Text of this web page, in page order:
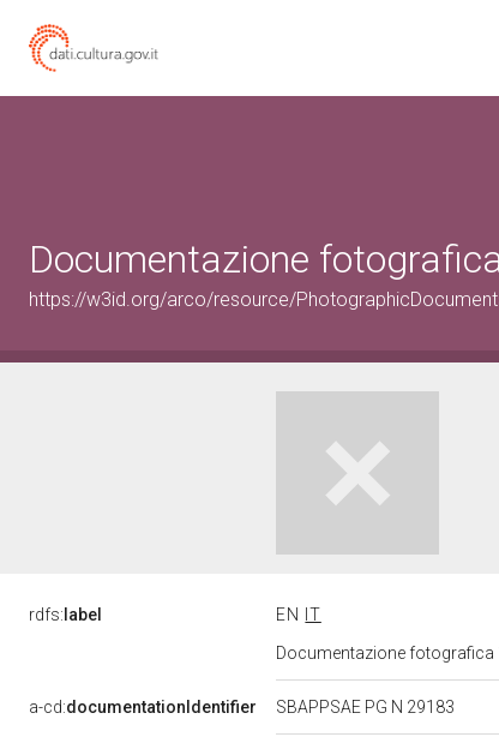
Documentazione
https://w3id.org/arco/resource/
rdfs: label EN
IT
Documentazione fotografica
a-cd:documentationIdentifier SBAPPSAE PG N 29183